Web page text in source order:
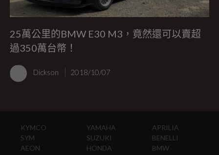
25萬公里的BMW E30 M3，竟然還可以賣超
過350萬台幣！
Dickson 2018/10/07
KYMCO
SYM
AEON
YAMAHA
SUZUKI
HONDA
APRILIA
BENELLI
BMW